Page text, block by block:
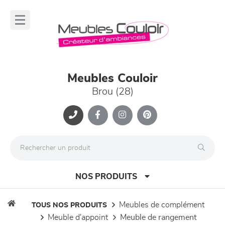
Meubles Couloir
Brou (28)
NOS PRODUITS
TOUS NOS PRODUITS
meubles de complément
meuble d'appoint
meuble de rangement